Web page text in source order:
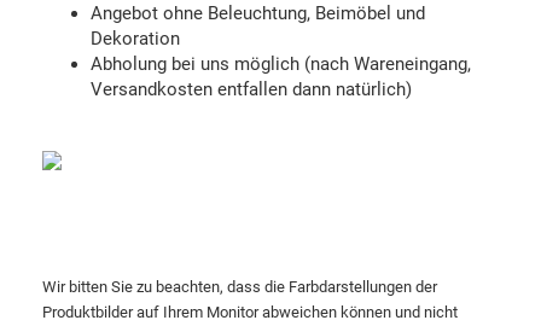
Angebot ohne Beleuchtung, Beimöbel und
Dekoration
Abholung bei uns möglich (nach Wareneingang,
Versandkosten entfallen dann natürlich)
Wir bitten Sie zu beachten, dass die Farbdarstellungen der
Produktbilder auf Ihrem Monitor abweichen können und nicht